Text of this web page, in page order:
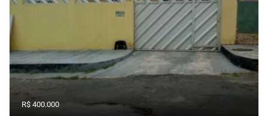
R$ 400.000